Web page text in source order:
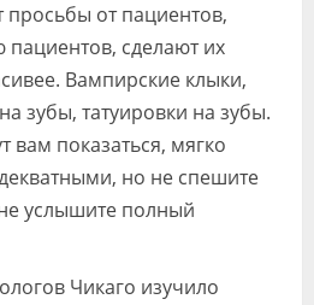
от пациентов,
сделают их
Вампирские клыки,
зубы, татуировки на зубы.
вам показаться, мягко
но не спешите
услышите полный
Чикаго изучило